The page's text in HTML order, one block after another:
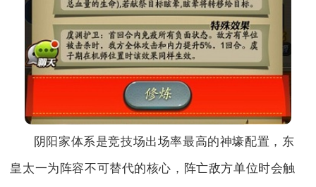
阴阳家体系是竞技场出场率最高的神壕配置，东
皇太一为阵容不可替代的核心，阵亡敌方单位时会触